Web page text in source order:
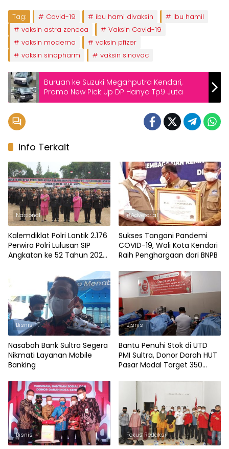
Tag: Covid-19 ibu hami divaksin
ibu hamil
vaksin astra zeneca
Vaksin Covid-19
vaksin moderna
vaksin pfizer
vaksin sinopharm
vaksin sinovac
Buruan ke Suzuki Megahputra Kendari,
Promo New Pick Up DP Hanya Tp9 Juta
Info Terkait
Nasional
Kalemdiklat Polri Lantik 2.176
Perwira Polri Lulusan SIP
Angkatan ke 52 Tahun 2023,
#Advetorial
Sukses Tangani Pandemi
COVID-19, Wali Kota Kendari
Raih Penghargaan dari BNPB
Bisnis
Nasabah Bank Sultra Segera
Nikmati Layanan Mobile
Banking
Bisnis
Bantu Penuhi Stok di UTD
PMI Sultra, Donor Darah HUT
Pasar Modal Target 350
Bisnis Fokus Redaksi